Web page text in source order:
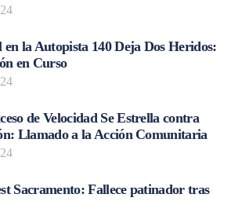
la Autopista 140 Deja Dos Heridos:
en Curso
de Velocidad Se Estrella contra
Llamado a la Acción Comunitaria
Sacramento: Fallece patinador tras